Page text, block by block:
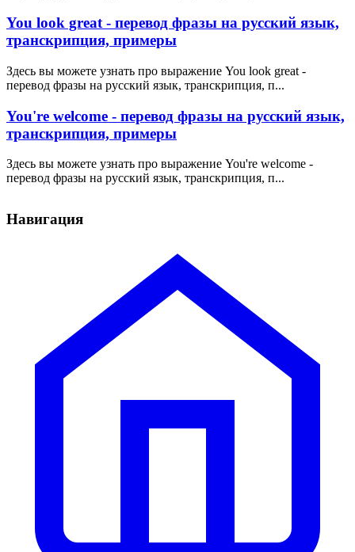
You look great - перевод фразы на русский язык,
транскрипция, примеры
Здесь вы можете узнать про выражение You look great -
перевод фразы на русский язык, транскрипция, п...
You're welcome - перевод фразы на русский язык,
транскрипция, примеры
Здесь вы можете узнать про выражение You're welcome -
перевод фразы на русский язык, транскрипция, п...
Навигация